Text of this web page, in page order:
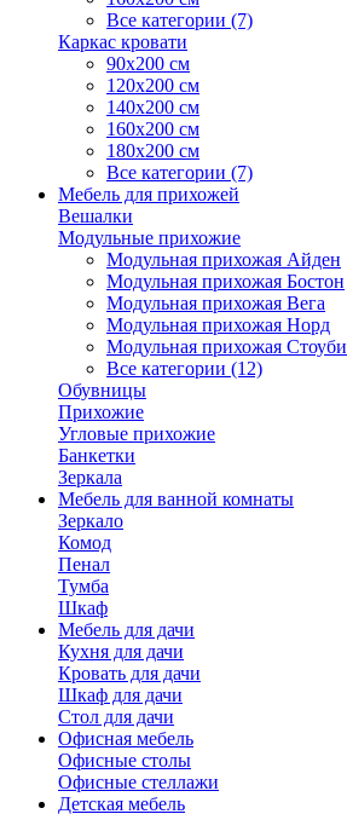
Все категории (7)
Каркас кровати
90х200 см
120х200 см
140х200 см
160х200 см
180х200 см
Все категории (7)
Мебель для прихожей
Вешалки
Модульные прихожие
Модульная прихожая Айден
Модульная прихожая Бостон
Модульная прихожая Вега
Модульная прихожая Норд
Модульная прихожая Стоуби
Все категории (12)
Обувницы
Прихожие
Угловые прихожие
Банкетки
Зеркала
Мебель для ванной комнаты
Зеркало
Комод
Пенал
Тумба
Шкаф
Мебель для дачи
Кухня для дачи
Кровать для дачи
Шкаф для дачи
Стол для дачи
Офисная мебель
Офисные столы
Офисные стеллажи
Детская мебель